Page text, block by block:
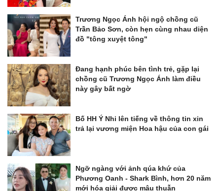
Trương Ngọc Ánh hội ngộ chồng cũ
Trần Bảo Sơn, còn hẹn cùng nhau diện
đồ "tông xuyệt tông"
Đang hạnh phúc bên tình trẻ, gặp lại
chồng cũ Trương Ngọc Ánh làm điều
này gây bất ngờ
Bố HH Ý Nhi lên tiếng về thông tin xin
trả lại vương miện Hoa hậu của con gái
Ngỡ ngàng với ảnh qúa khứ của
Phương Oanh - Shark Bình, hơn 20 năm
mới hóa giải được mâu thuẫn